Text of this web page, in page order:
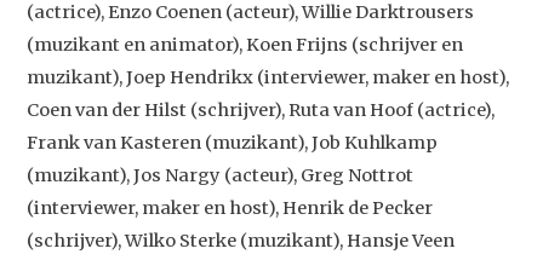
(actrice), Enzo Coenen (acteur), Willie Darktrousers
(muzikant en animator), Koen Frijns (schrijver en
muzikant), Joep Hendrikx (interviewer, maker en host),
Coen van der Hilst (schrijver), Ruta van Hoof (actrice),
Frank van Kasteren (muzikant), Job Kuhlkamp
(muzikant), Jos Nargy (acteur), Greg Nottrot
(interviewer, maker en host), Henrik de Pecker
(schrijver), Wilko Sterke (muzikant), Hansje Veen